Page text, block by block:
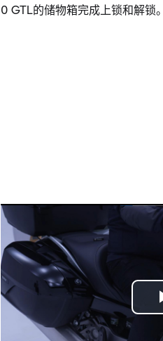
0 GTL的储物箱完成上锁和解锁